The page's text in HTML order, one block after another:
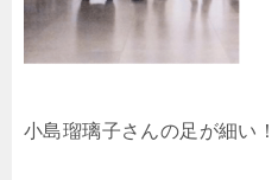
小島瑠璃子さんの足が細い！